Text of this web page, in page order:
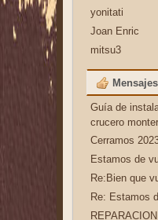
yonitati
Joan Enric
mitsu3
Guía de
crucero
Cerramos
Estamos de
Re:Bien que
Re: Estamos